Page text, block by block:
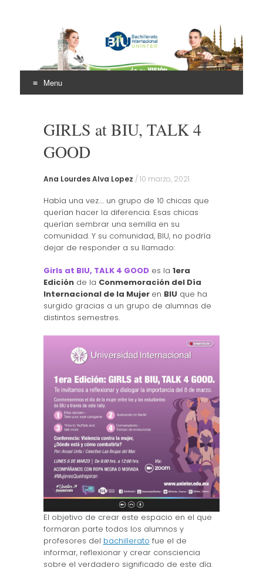
Bachillerato
Internacional Uninter
(BIU)
Menu
contentGIRLS at BIU, TALK 4
GOOD
Ana Lourdes Alva Lopez /10 marzo, 2021
Había una vez…. un grupo de 10 chicas que
querían hacer la diferencia. Esas chicas
querían sembrar una semilla en su
comunidad. Y su comunidad, BIU, no podría
dejar de responder a su llamado:
Girls at BIU, TALK 4 GOODes la 1era
Ediciónde la Conmemoración del Día
Internacional de la Mujer en BIU que ha
surgido gracias a un grupo de alumnas de
distintos semestres.
El objetivo de crear este espacio en el que
formaran parte todos los alumnos y
profesores del bachillerato fue el de
informar, reflexionar y crear consciencia
sobre el verdadero significado de este día.